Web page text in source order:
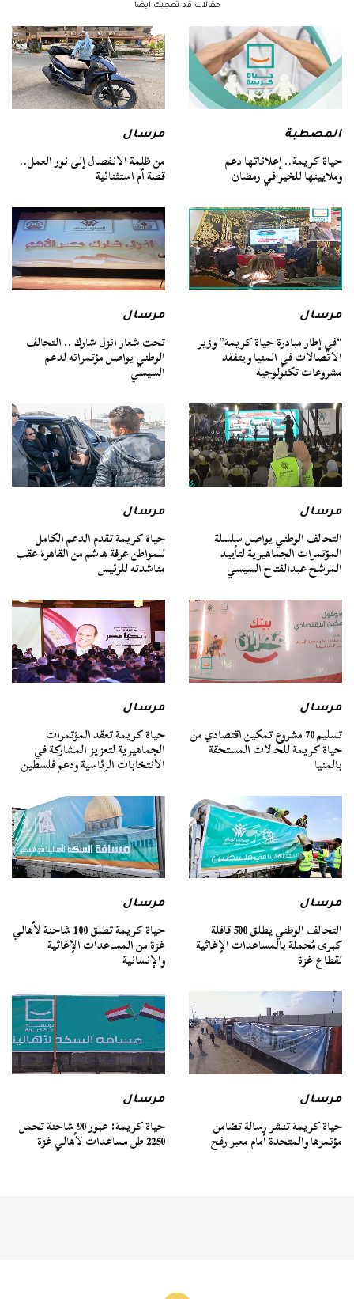
مقالات قد تعجبك ايضا
المصطبة
حياة كريمة.. إعلاناتها دعم
وملايينها للخير في رمضان
مرسال
من ظلمة الانفصال إلى نور العمل..
قصة أم استثنائية
مرسال
“في إطار مبادرة حياة كريمة” وزير
الاتصالات في المنيا ويتفقد
مشروعات تكنولوجية
مرسال
تحت شعار انزل شارك .. التحالف
الوطني يواصل مؤتمراته لدعم
السيسي
مرسال
التحالف الوطني يواصل سلسلة
المؤتمرات الجماهيرية لتأييد
المرشح عبدالفتاح السيسي
مرسال
حياة كريمة تقدم الدعم الكامل
للمواطن عرفة هاشم من القاهرة عقب
مناشدته للرئيس
مرسال
تسليم 70 مشروع تمكين اقتصادي من
حياة كريمة للحالات المستحقة
بالمنيا
مرسال
حياة كريمة تعقد المؤتمرات
الجماهيرية لتعزيز المشاركة في
الانتخابات الرئاسية ودعم فلسطين
مرسال
التحالف الوطني يطلق 500 قافلة
كبرى مُحملة بالمساعدات الإغاثية
لقطاع غزة
مرسال
حياة كريمة تطلق 100 شاحنة لأهالي
غزة من المساعدات الإغاثية
والإنسانية
مرسال
حياة كريمة تنشر رسالة تضامن
مؤتمرها والمتحدة أمام معبر رفح
مرسال
حياة كريمة: عبور 90 شاحنة تحمل
2250 طن مساعدات لأهالي غزة